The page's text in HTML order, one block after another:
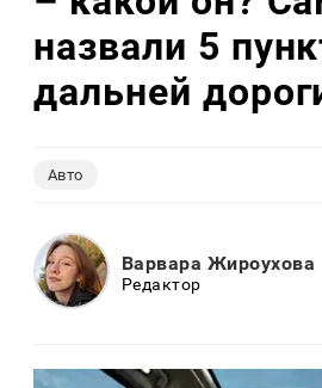
назвали 5
дальней
Авто
Варвара Жироухова
Редактор